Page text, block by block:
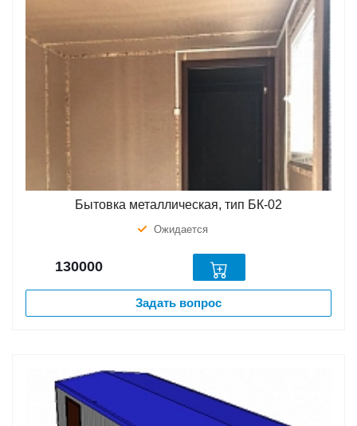
Бытовка металлическая, тип БК-02
Ожидается
130000
Задать вопрос